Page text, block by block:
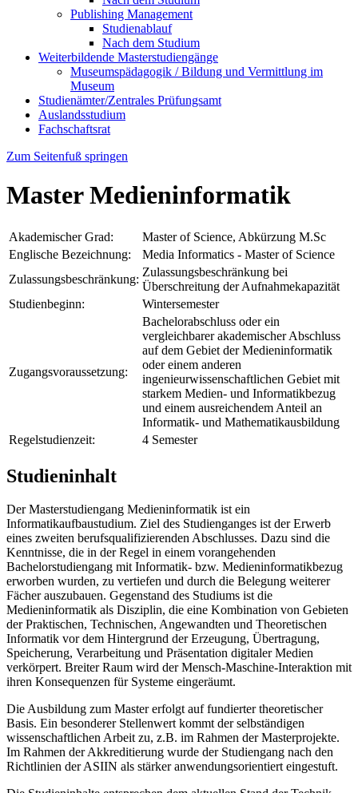
Publishing Management
Studienablauf
Nach dem Studium
Weiterbildende Masterstudiengänge
Museumspädagogik / Bildung und Vermittlung im
Museum
Studienämter/Zentrales Prüfungsamt
Auslandsstudium
Fachschaftsrat
Zum Seitenfuß springen
Master Medieninformatik
Akademischer Grad:
Master of Science, Abkürzung M.Sc
Englische Bezeichnung:
Media Informatics - Master of Science
Zulassungsbeschränkung:
Zulassungsbeschränkung bei
Überschreitung der Aufnahmekapazität
Studienbeginn:
Wintersemester
Zugangsvoraussetzung:
Bachelorabschluss oder ein
vergleichbarer akademischer Abschluss
auf dem Gebiet der Medieninformatik
oder einem anderen
ingenieurwissenschaftlichen Gebiet mit
starkem Medien- und Informatikbezug
und einem ausreichendem Anteil an
Informatik- und Mathematikausbildung
Regelstudienzeit:
4 Semester
Studieninhalt
Der Masterstudiengang Medieninformatik ist ein
Informatikaufbaustudium. Ziel des Studienganges ist der Erwerb
eines zweiten berufsqualifizierenden Abschlusses. Dazu sind die
Kenntnisse, die in der Regel in einem vorangehenden
Bachelorstudiengang mit Informatik- bzw. Medieninformatikbezug
erworben wurden, zu vertiefen und durch die Belegung weiterer
Fächer auszubauen. Gegenstand des Studiums ist die
Medieninformatik als Disziplin, die eine Kombination von Gebieten
der Praktischen, Technischen, Angewandten und Theoretischen
Informatik vor dem Hintergrund der Erzeugung, Übertragung,
Speicherung, Verarbeitung und Präsentation digitaler Medien
verkörpert. Breiter Raum wird der Mensch-Maschine-Interaktion mit
ihren Konsequenzen für Systeme eingeräumt.
Die Ausbildung zum Master erfolgt auf fundierter theoretischer
Basis. Ein besonderer Stellenwert kommt der selbständigen
wissenschaftlichen Arbeit zu, z.B. im Rahmen der Masterprojekte.
Im Rahmen der Akkreditierung wurde der Studiengang nach den
Richtlinien der ASIIN als stärker anwendungsorientiert eingestuft.